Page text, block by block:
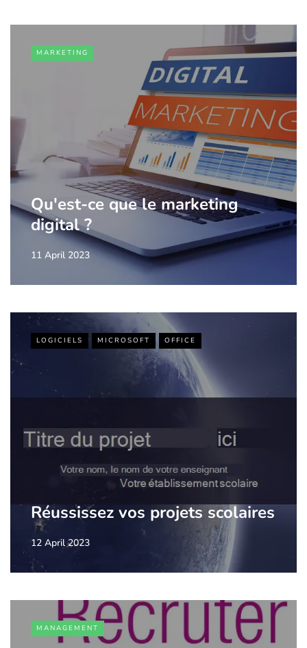
MARKETING
Qu'est-ce que le marketing
digital ?
11 April 2023
LOGICIELS MICROSOFT OFFICE
Réussissez vos projets scolaires
12 April 2023
MANAGEMENT